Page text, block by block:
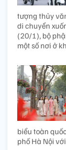
tượng thủy
di chuyển
(20/1), bộ
một số nơi ở
biểu toàn
phố Hà Nội